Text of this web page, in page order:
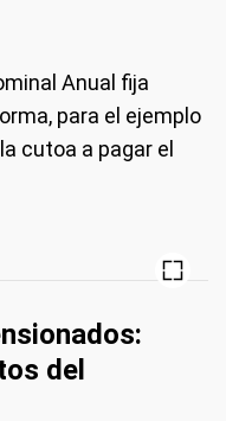
Anual fija
para el ejemplo
cutoa a pagar el
del